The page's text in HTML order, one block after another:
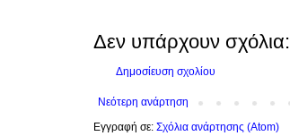
Δεν υπάρχουν σχόλια:
Δημοσίευση σχολίου
Νεότερη ανάρτηση
Εγγραφή σε: Σχόλια ανάρτησης (Atom)